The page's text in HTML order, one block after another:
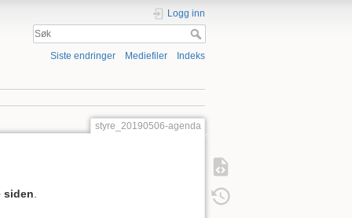
Logg inn
Siste endringer Mediefiler Indeks
styre_20190506-agenda
siden.